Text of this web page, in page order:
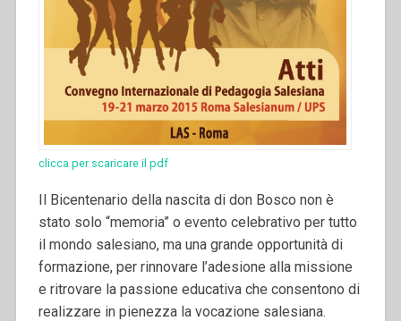
clicca per scaricare il pdf
Il Bicentenario della nascita di don Bosco non è
stato solo “memoria” o evento celebrativo per tutto
il mondo salesiano, ma una grande opportunità di
formazione, per rinnovare l’adesione alla missione
e ritrovare la passione educativa che consentono di
realizzare in pienezza la vocazione salesiana.